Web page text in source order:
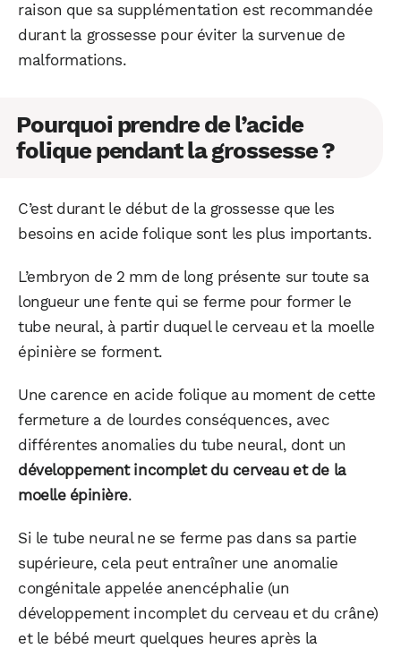
raison que sa supplémentation est recommandée
durant la grossesse pour éviter la survenue de
malformations.
Pourquoi prendre de l’acide
folique pendant la grossesse ?
C’est durant le début de la grossesse que les
besoins en acide folique sont les plus importants.
L’embryon de 2 mm de long présente sur toute sa
longueur une fente qui se ferme pour former le
tube neural, à partir duquel le cerveau et la moelle
épinière se forment.
Une carence en acide folique au moment de cette
fermeture a de lourdes conséquences, avec
différentes anomalies du tube neural, dont un
développement incomplet du cerveau et de la
moelle épinière.
Si le tube neural ne se ferme pas dans sa partie
supérieure, cela peut entraîner une anomalie
congénitale appelée anencéphalie (un
développement incomplet du cerveau et du crâne)
et le bébé meurt quelques heures après la